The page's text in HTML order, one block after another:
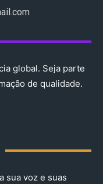
global. Seja parte
de qualidade.
sua voz e suas